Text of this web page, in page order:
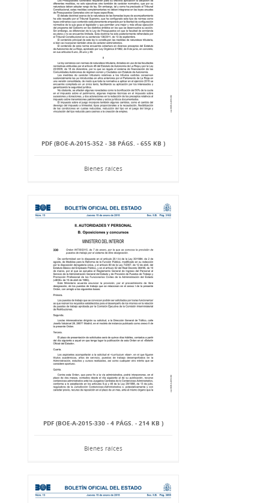
PDF (BOE-A-2015-352 - 38 PÁGS. - 655 KB )
Bienes raíces
PDF (BOE-A-2015-330 - 4 PÁGS. - 214 KB )
Bienes raíces